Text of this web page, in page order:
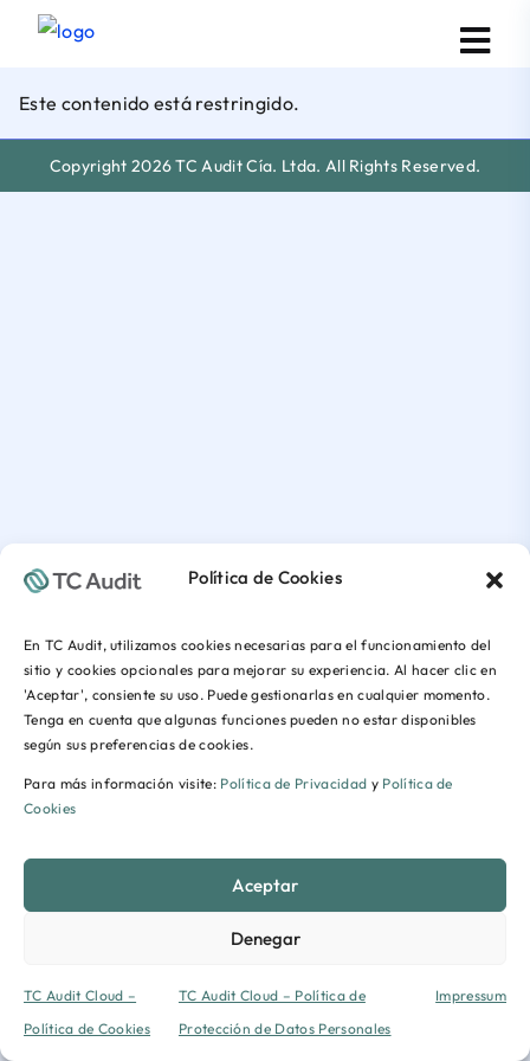
Política de Cookies
En TC Audit, utilizamos cookies necesarias para el funcionamiento del
sitio y cookies opcionales para mejorar su experiencia. Al hacer clic en
'Aceptar', consiente su uso. Puede gestionarlas en cualquier momento.
Tenga en cuenta que algunas funciones pueden no estar disponibles
según sus preferencias de cookies.
Para más información visite: Política de Privacidad y Política de
Cookies
Aceptar
Denegar
TC Audit Cloud –
Política de Cookies
TC Audit Cloud – Política de
Protección de Datos Personales
Impressum
Este contenido está restringido.
Copyright 2026 TC Audit Cía. Ltda. All Rights Reserved.